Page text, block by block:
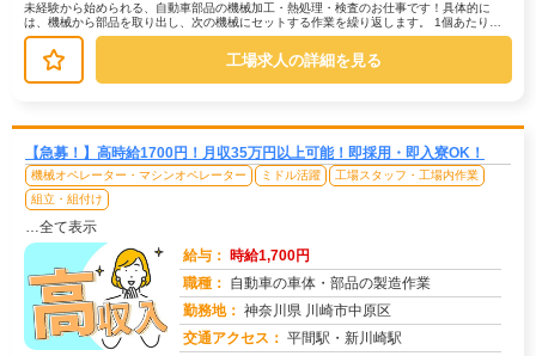
未経験から始められる、自動車部品の機械加工・熱処理・検査のお仕事です！具体的に
は、機械から部品を取り出し、次の機械にセットする作業を繰り返します。 1個あたり約
30秒の作業で、1時間に2000...
工場求人の詳細を見る
【急募！】高時給1700円！月収35万円以上可能！即採用・即入寮OK！
機械オペレーター・マシンオペレーター ミドル活躍
工場スタッフ・工場内作業
組立・組付け
…全て表示
給与： 時給1,700円
職種： 自動車の車体・部品の製造作業
勤務地： 神奈川県 川崎市中原区
交通アクセス： 平間駅・新川崎駅